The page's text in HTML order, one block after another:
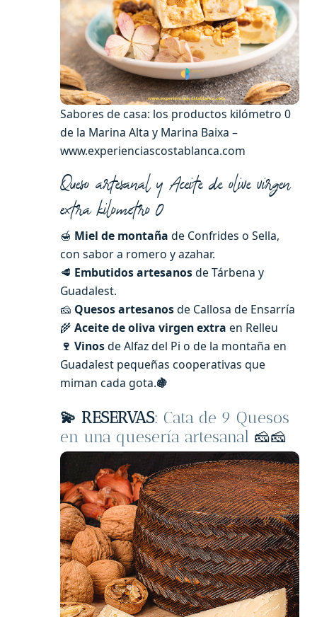
Sabores de casa: los productos kilómetro 0
de la Marina Alta y Marina Baixa –
www.experienciascostablanca.com
Queso artesanal y Aceite de olive virgen
extra kilometro 0
🍯 Miel de montaña de Confrides o Sella,
con sabor a romero y azahar.
🥩 Embutidos artesanosde Tárbena y
Guadalest.
🧀 Quesos artesanosde Callosa de Ensarría
🌾 Aceite de oliva virgen extra en Relleu
🍷 Vinosde Alfaz del Pi o de la montaña en
Guadalest pequeñas cooperativas que
miman cada gota.🍇
💫 RESERVAS: Cata de 9 Quesos
en una quesería artesanal 🧀🧀